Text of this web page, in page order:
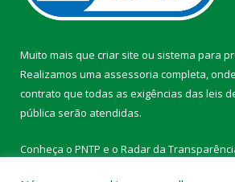
Muito mais que criar site ou sistema para
Realizamos uma assessoria completa,
contrato que todas as exigências das leis
pública serão atendidas.
Conheça o PNTP e o Radar da